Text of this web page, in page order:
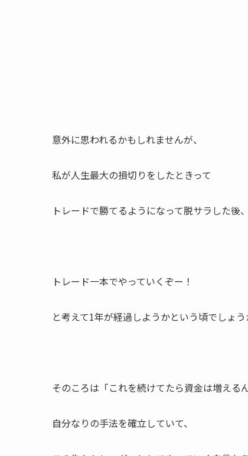
意外に思われるかもしれませんが、
私が人生最大の損切りをしたときって
トレードで勝てるようになって脱サラした後
トレード一本でやっていくぞー！
と考えて1年が経過しようかという頃でしょう
そのころは「これを続けてたら資金は増える
自分なりの手法を確立していて、